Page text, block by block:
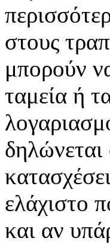
στους
μπορούν
ταμεία ή
ελάχιστο
και αν